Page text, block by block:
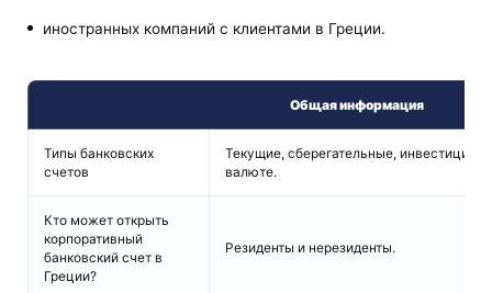
иностранных компаний с клиентами в Греции.
Общая информация
Типы банковских
счетов
Текущие, сберегательные,
валюте.
Кто может открыть
корпоративный
банковский счет в
Греции?
Резиденты и нерезиденты.